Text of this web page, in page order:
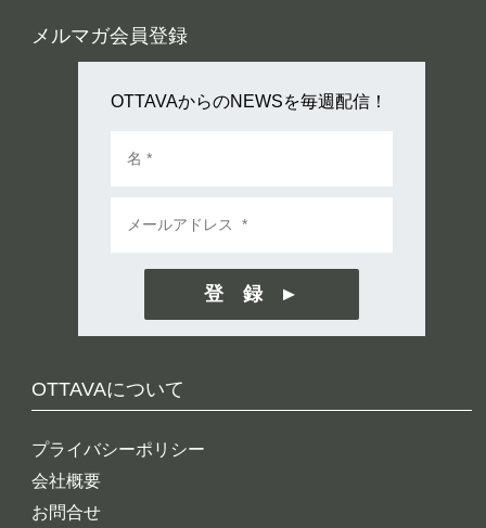
OTTAVAについて
プライバシーポリシー
会社概要
お問合せ
メルマガ会員登録
OTTAVAからのNEWSを毎週配信！
登 録